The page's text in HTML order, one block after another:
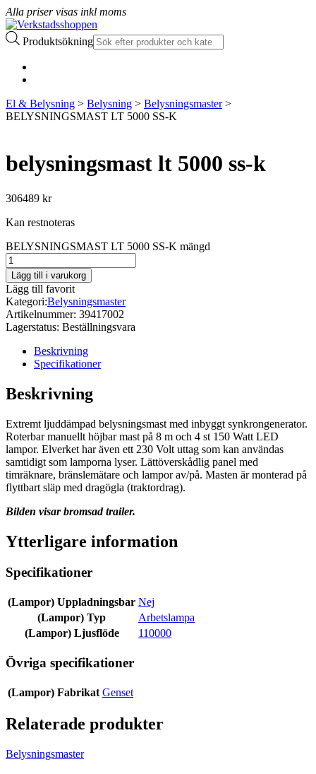
Alla priser visas inkl moms
Produktsökning
El & Belysning > Belysning > Belysningsmaster>
BELYSNINGSMAST LT 5000 SS-K
belysningsmast lt 5000 ss-k
306489 kr
Kan restnoteras
BELYSNINGSMAST LT 5000 SS-K mängd
Lägg till i varukorg
Lägg till favorit
Kategori:Belysningsmaster
Artikelnummer: 39417002
Lagerstatus: Beställningsvara
Beskrivning
Specifikationer
Beskrivning
Extremt ljuddämpad belysningsmast med inbyggt synkrongenerator.
Roterbar manuellt höjbar mast på 8 m och 4 st 150 Watt LED
lampor. Elverket har även ett 230 Volt uttag som kan användas
samtidigt som lamporna lyser. Lättöverskådlig panel med
timräknare, bränslemätare och lampor av/på. Masten är monterad på
flyttbart släp med dragögla (traktordrag).
Bilden visar bromsad trailer.
Ytterligare information
Specifikationer
(Lampor) Uppladningsbar Nej
(Lampor) Typ
Arbetslampa
(Lampor) Ljusflöde
110000
Övriga specifikationer
(Lampor) Fabrikat Genset
Relaterade produkter
Belysningsmaster